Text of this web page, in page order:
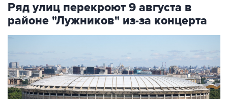
Ряд улиц перекроют 9 августа в
районе "Лужников" из-за концерта